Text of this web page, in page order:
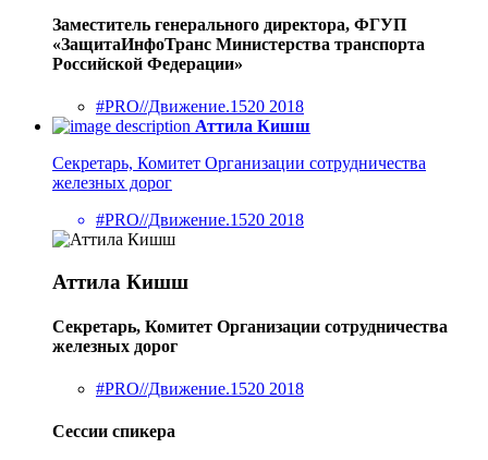
Заместитель генерального директора, ФГУП
«ЗащитаИнфоТранс Министерства транспорта
Российской Федерации»
#PRO//Движение.1520 2018
Аттила Кишш
Секретарь, Комитет Организации сотрудничества
железных дорог
#PRO//Движение.1520 2018
Аттила Кишш
Секретарь, Комитет Организации сотрудничества
железных дорог
#PRO//Движение.1520 2018
Сессии спикера